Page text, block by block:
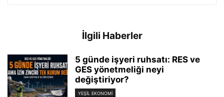
İlgili Haberler
5 günde işyeri ruhsatı: RES ve
GES yönetmeliği neyi
değiştiriyor?
YEŞIL EKONOMI